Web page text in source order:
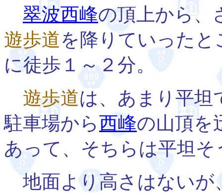
翠波西峰の頂上から、
遊歩道を降りていったと
に徒歩１～２分。
遊歩道は、あまり平坦
駐車場から西峰の山頂を
あって、そちらは平坦そ
地面より高さはないが